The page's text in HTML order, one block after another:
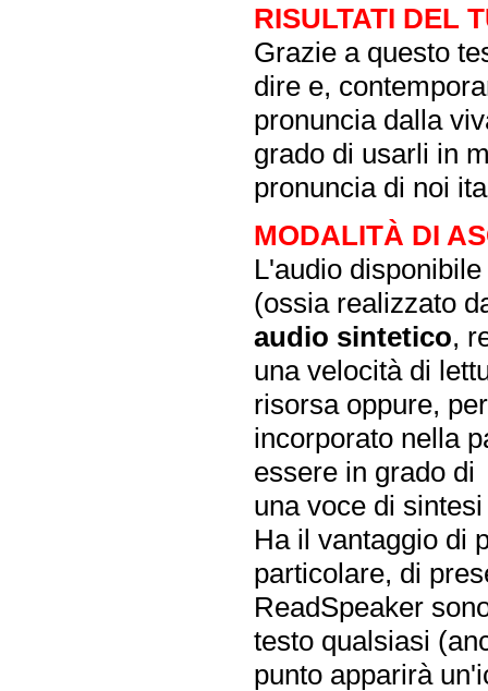
RISULTATI DEL
Grazie a questo
dire e,
pronuncia dalla
grado di usarli in
pronuncia di noi
MODALITÀ DI
L'audio
(ossia realizzato
audio sintetico,
una velocità di
risorsa oppure,
incorporato nella
essere in grado
una voce di
Ha il vantaggio di
particolare, di
ReadSpeaker
testo qualsiasi
punto apparirà